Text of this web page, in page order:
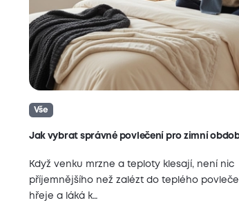
Vše
Jak vybrat správné povlečení pro zimní
Když venku mrzne a teploty klesají, není nic
příjemnějšího než zalézt do teplého
hřeje a láká k…